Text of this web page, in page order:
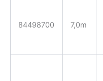
84498700 7,0m